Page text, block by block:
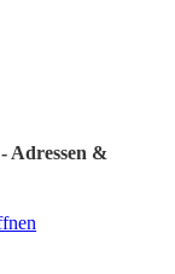
Adressen &